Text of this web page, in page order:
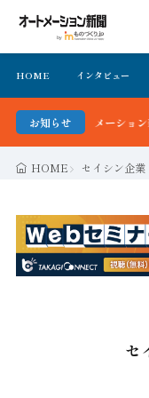
HOME インタビュー
お知らせ
オートメーション新聞 最
HOME セイシン企業
セ